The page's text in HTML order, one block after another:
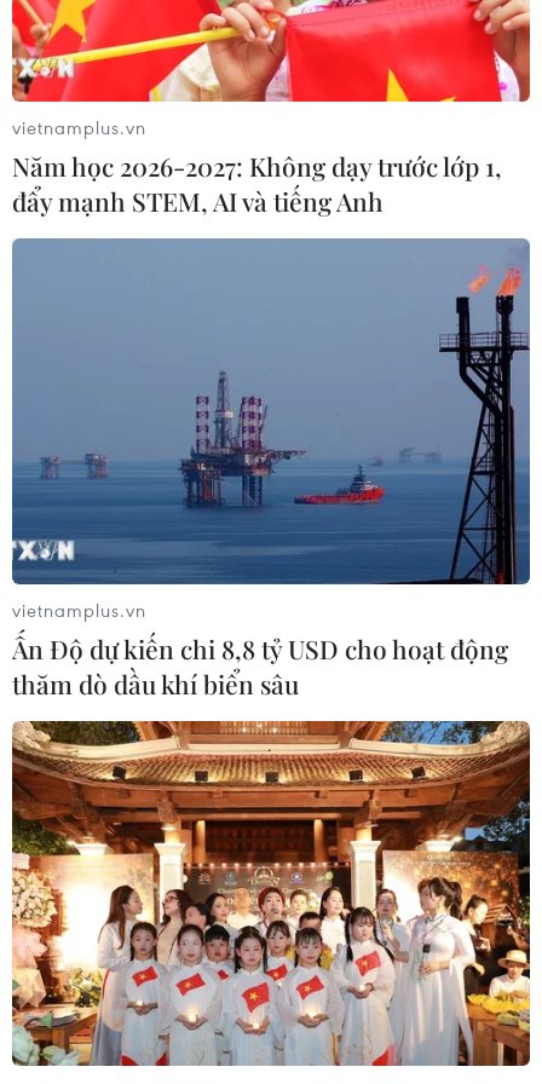
Lo ngại về cuộc chiến thương mại khiến
Chỉ số Dow Jones giảm hơn 700 điểm, tức gần 3%,
xuống 23.957,89 điểm khi chứng kiến giá cổ phiếu của
các tập đoàn lớn như Boeing và Caterpillar để mất hơn
5%.
Luật ngân sách được thông qua, Chính
phủ Mỹ chính thức "thoát hiểm"
23/03/2018 05:50
vietnamplus.vn
Năm học 2026-2027: Không dạy trước lớp 1,
đẩy mạnh STEM, AI và tiếng Anh
vietnamplus.vn
Ấn Độ dự kiến chi 8,8 tỷ USD cho hoạt động
thăm dò dầu khí biển sâu